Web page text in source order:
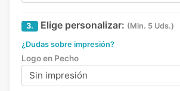
3. Elige personalizar: (Min. 5 Uds.)
¿Dudas sobre impresión?
Logo en Pecho
Sin impresión